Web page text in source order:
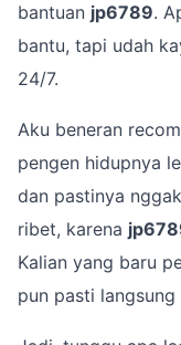
bantuan jp6789.
bantu, tapi udah
24/7.
Aku beneran
pengen hidupnya
dan pastinya
ribet, karena
Kalian yang baru
pun pasti langsung